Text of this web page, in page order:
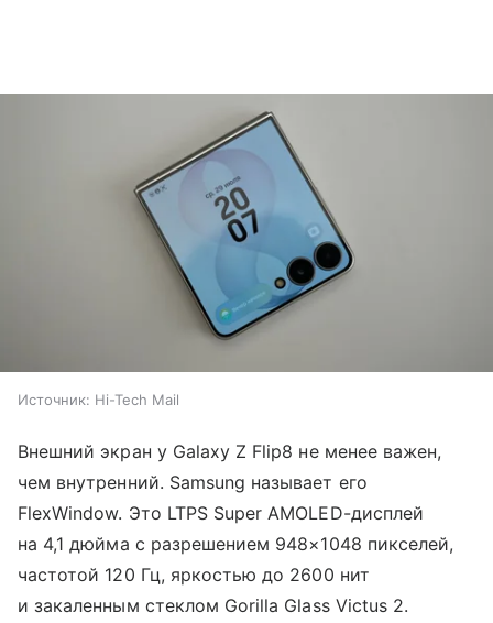
Источник: Hi-Tech Mail
Внешний экран у Galaxy Z Flip8 не менее важен,
чем внутренний. Samsung называет его
FlexWindow. Это LTPS Super AMOLED-дисплей
на 4,1 дюйма с разрешением 948×1048 пикселей,
частотой 120 Гц, яркостью до 2600 нит
и закаленным стеклом Gorilla Glass Victus 2.